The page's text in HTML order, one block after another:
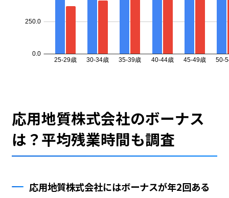
応用地質株式会社のボーナス
は？平均残業時間も調査
応用地質株式会社にはボーナスが年2回ある